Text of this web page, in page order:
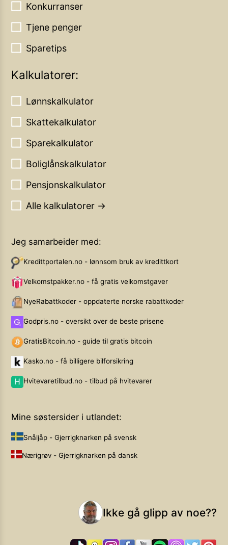
Konkurranser
Tjene penger
Sparetips
Kalkulatorer:
Lønnskalkulator
Skattekalkulator
Sparekalkulator
Boliglånskalkulator
Pensjonskalkulator
Alle kalkulatorer →
Jeg samarbeider med:
Kredittportalen.no - lønnsom bruk av kredittkort
Velkomstpakker.no - få gratis velkomstgaver
NyeRabattkoder - oppdaterte norske rabattkoder
Godpris.no - oversikt over de beste prisene
GratisBitcoin.no - guide til gratis bitcoin
Kasko.no - få billigere bilforsikring
Hvitevaretilbud.no - tilbud på hvitevarer
Mine søstersider i utlandet:
Snåljåp - Gjerrigknarken på svensk
Nærigrøv - Gjerrigknarken på dansk
Ikke gå glipp av noe??